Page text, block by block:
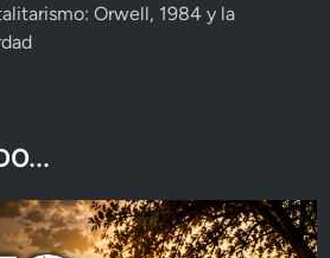
Orwell, 1984 y la